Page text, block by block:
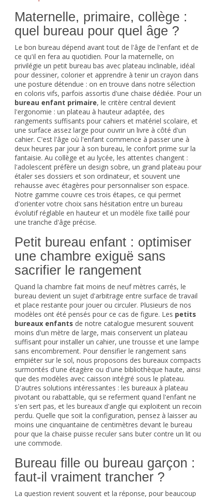
Maternelle, primaire, collège :
quel bureau pour quel âge ?
Le bon bureau dépend avant tout de l'âge de l'enfant et de
ce qu'il en fera au quotidien. Pour la maternelle, on
privilégie un petit bureau bas avec plateau inclinable, idéal
pour dessiner, colorier et apprendre à tenir un crayon dans
une posture détendue : on en trouve dans notre sélection
en coloris vifs, parfois assortis d'une chaise dédiée. Pour un
bureau enfant primaire, le critère central devient
l'ergonomie : un plateau à hauteur adaptée, des
rangements suffisants pour cahiers et matériel scolaire, et
une surface assez large pour ouvrir un livre à côté d'un
cahier. C'est l'âge où l'enfant commence à passer une à
deux heures par jour à son bureau, le confort prime sur la
fantaisie. Au collège et au lycée, les attentes changent :
l'adolescent préfère un design sobre, un grand plateau pour
étaler ses dossiers et son ordinateur, et souvent une
rehausse avec étagères pour personnaliser son espace.
Notre gamme couvre ces trois étapes, ce qui permet
d'orienter votre choix sans hésitation entre un bureau
évolutif réglable en hauteur et un modèle fixe taillé pour
une tranche d'âge précise.
Petit bureau enfant : optimiser
une chambre exiguë sans
sacrifier le rangement
Quand la chambre fait moins de neuf mètres carrés, le
bureau devient un sujet d'arbitrage entre surface de travail
et place restante pour jouer ou circuler. Plusieurs de nos
modèles ont été pensés pour ce cas de figure. Les petits
bureaux enfants de notre catalogue mesurent souvent
moins d'un mètre de large, mais conservent un plateau
suffisant pour installer un cahier, une trousse et une lampe
sans encombrement. Pour densifier le rangement sans
empiéter sur le sol, nous proposons des bureaux compacts
surmontés d'une étagère ou d'une bibliothèque haute, ainsi
que des modèles avec caisson intégré sous le plateau.
D'autres solutions intéressantes : les bureaux à plateau
pivotant ou rabattable, qui se referment quand l'enfant ne
s'en sert pas, et les bureaux d'angle qui exploitent un recoin
perdu. Quelle que soit la configuration, pensez à laisser au
moins une cinquantaine de centimètres devant le bureau
pour que la chaise puisse reculer sans buter contre un lit ou
une commode.
Bureau fille ou bureau garçon :
faut-il vraiment trancher ?
La question revient souvent et la réponse, pour beaucoup